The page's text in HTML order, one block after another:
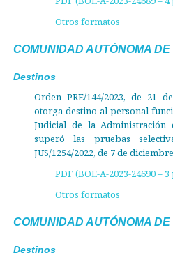
Otros formatos
COMUNIDAD AUTÓNOMA
Destinos
Orden PRE/144/2023, de 21
otorga destino al personal
Judicial de la
superó las pruebas
JUS/1254/2022, de 7 de
PDF (BOE-A-2023-24690 – 3
Otros formatos
COMUNIDAD AUTÓNOMA
Destinos